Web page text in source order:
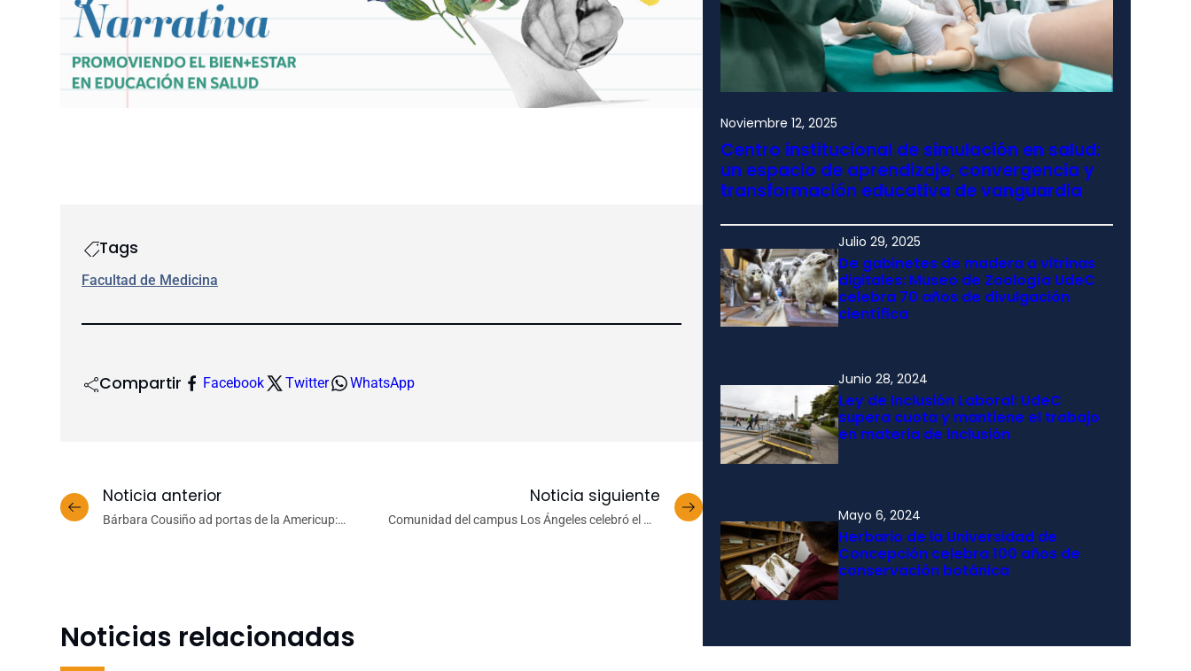
Tags
Facultad de Medicina
Compartir Facebook Twitter WhatsApp
Noticia anterior
Bárbara Cousiño ad portas de la Americup:
Noticia siguiente
Comunidad del campus Los Ángeles celebró el We
Noticias relacionadas
Noviembre 12, 2025
Centro institucional de simulación en salud:
un espacio de aprendizaje, convergencia y
transformación educativa de vanguardia
Julio 29, 2025
De gabinetes de madera a vitrinas
digitales: Museo de Zoología UdeC
celebra 70 años de divulgación
científica
Junio 28, 2024
Ley de Inclusión Laboral: UdeC
supera cuota y mantiene el trabajo
en materia de inclusión
Mayo 6, 2024
Herbario de la Universidad de
Concepción celebra 100 años de
conservación botánica